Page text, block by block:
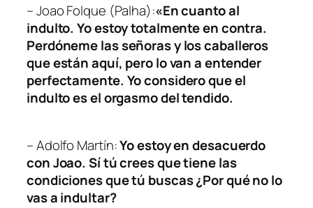
– Joao Folque (Palha):«En cuanto al
indulto. Yo estoy totalmente en contra.
Perdóneme las señoras y los caballeros
que están aquí, pero lo van a entender
perfectamente. Yo considero que el
indulto es el orgasmo del tendido.
– Adolfo Martín:Yo estoy en desacuerdo
con Joao. Sí tú crees que tiene las
condiciones que tú buscas ¿Por qué no lo
vas a indultar?